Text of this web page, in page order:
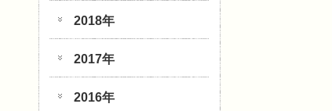
2018年
2017年
2016年